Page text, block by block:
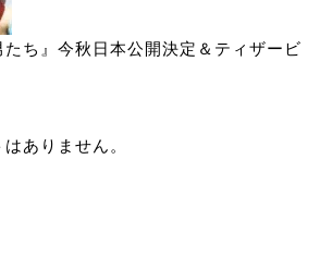
ち』今秋日本公開決定＆ティザービ
ありません。